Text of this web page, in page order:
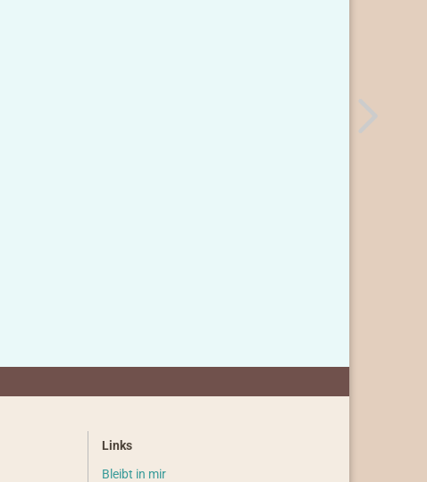
Links
Bleibt in mir